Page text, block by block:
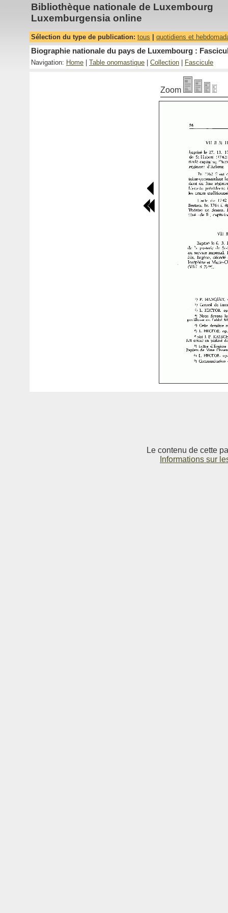
Bibliothèque nationale de Luxembourg
Luxemburgensia online
Sélection du type de publication: tous quotidiens et
Biographie nationale du pays de Luxembourg :
Navigation: Home Table onomastique Collection Fascicule
Zoom
Le contenu de cette
Informations sur